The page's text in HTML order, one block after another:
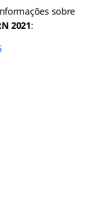
sobre
2021: